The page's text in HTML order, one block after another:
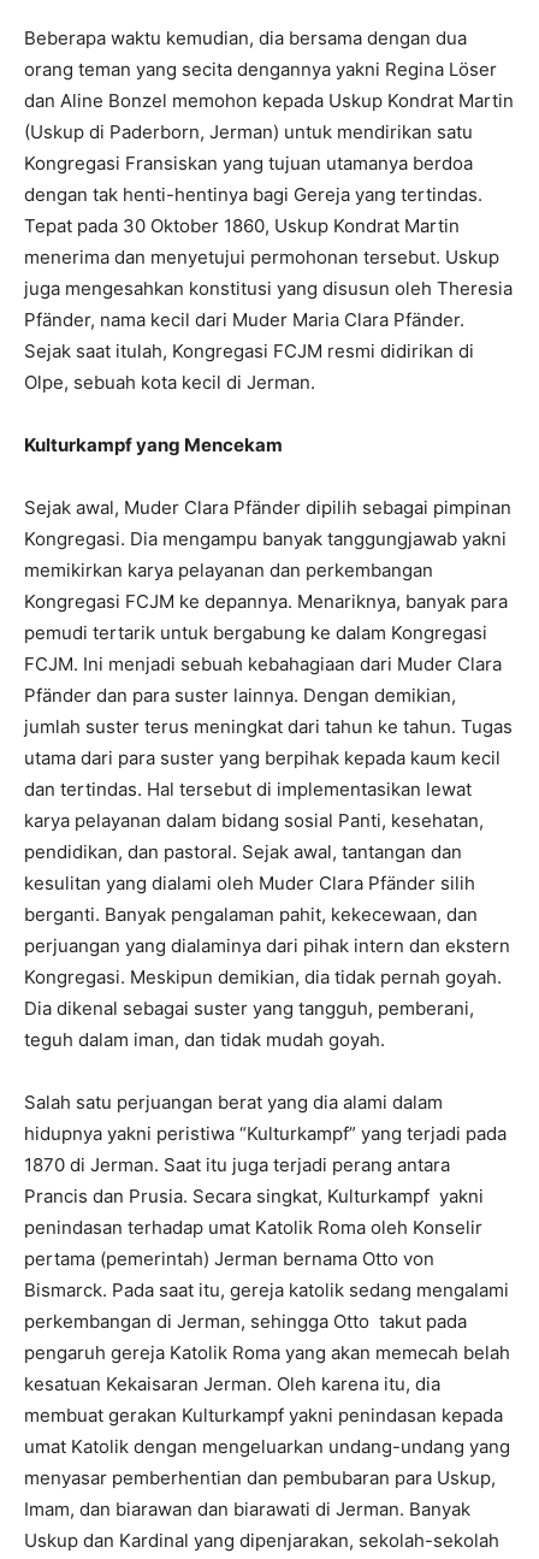
Beberapa waktu kemudian, dia bersama dengan dua
orang teman yang secita dengannya yakni Regina Löser
dan Aline Bonzel memohon kepada Uskup Kondrat Martin
(Uskup di Paderborn, Jerman) untuk mendirikan satu
Kongregasi Fransiskan yang tujuan utamanya berdoa
dengan tak henti-hentinya bagi Gereja yang tertindas.
Tepat pada 30 Oktober 1860, Uskup Kondrat Martin
menerima dan menyetujui permohonan tersebut. Uskup
juga mengesahkan konstitusi yang disusun oleh Theresia
Pfänder, nama kecil dari Muder Maria Clara Pfänder.
Sejak saat itulah, Kongregasi FCJM resmi didirikan di
Olpe, sebuah kota kecil di Jerman.
Kulturkampf yang Mencekam
Sejak awal, Muder Clara Pfänder dipilih sebagai pimpinan
Kongregasi. Dia mengampu banyak tanggungjawab yakni
memikirkan karya pelayanan dan perkembangan
Kongregasi FCJM ke depannya. Menariknya, banyak para
pemudi tertarik untuk bergabung ke dalam Kongregasi
FCJM. Ini menjadi sebuah kebahagiaan dari Muder Clara
Pfänder dan para suster lainnya. Dengan demikian,
jumlah suster terus meningkat dari tahun ke tahun. Tugas
utama dari para suster yang berpihak kepada kaum kecil
dan tertindas. Hal tersebut di implementasikan lewat
karya pelayanan dalam bidang sosial Panti, kesehatan,
pendidikan, dan pastoral. Sejak awal, tantangan dan
kesulitan yang dialami oleh Muder Clara Pfänder silih
berganti. Banyak pengalaman pahit, kekecewaan, dan
perjuangan yang dialaminya dari pihak intern dan ekstern
Kongregasi. Meskipun demikian, dia tidak pernah goyah.
Dia dikenal sebagai suster yang tangguh, pemberani,
teguh dalam iman, dan tidak mudah goyah.
Salah satu perjuangan berat yang dia alami dalam
hidupnya yakni peristiwa “Kulturkampf” yang terjadi pada
1870 di Jerman. Saat itu juga terjadi perang antara
Prancis dan Prusia. Secara singkat, Kulturkampf yakni
penindasan terhadap umat Katolik Roma oleh Konselir
pertama (pemerintah) Jerman bernama Otto von
Bismarck. Pada saat itu, gereja katolik sedang mengalami
perkembangan di Jerman, sehingga Otto takut pada
pengaruh gereja Katolik Roma yang akan memecah belah
kesatuan Kekaisaran Jerman. Oleh karena itu, dia
membuat gerakan Kulturkampf yakni penindasan kepada
umat Katolik dengan mengeluarkan undang-undang yang
menyasar pemberhentian dan pembubaran para Uskup,
Imam, dan biarawan dan biarawati di Jerman. Banyak
Uskup dan Kardinal yang dipenjarakan, sekolah-sekolah